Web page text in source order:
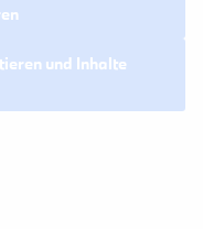
und Inhalte